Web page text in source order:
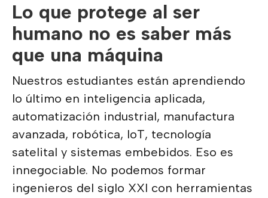
Lo que protege al ser
humano no es saber más
que una máquina
Nuestros estudiantes están aprendiendo
lo último en inteligencia aplicada,
automatización industrial, manufactura
avanzada, robótica, IoT, tecnología
satelital y sistemas embebidos. Eso es
innegociable. No podemos formar
ingenieros del siglo XXI con herramientas